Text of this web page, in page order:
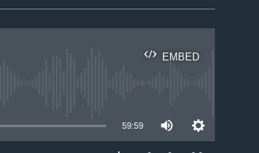
ရေဒီယိုတိုက်ရိုက်နားဆင်ရန်
EMBED
59:59